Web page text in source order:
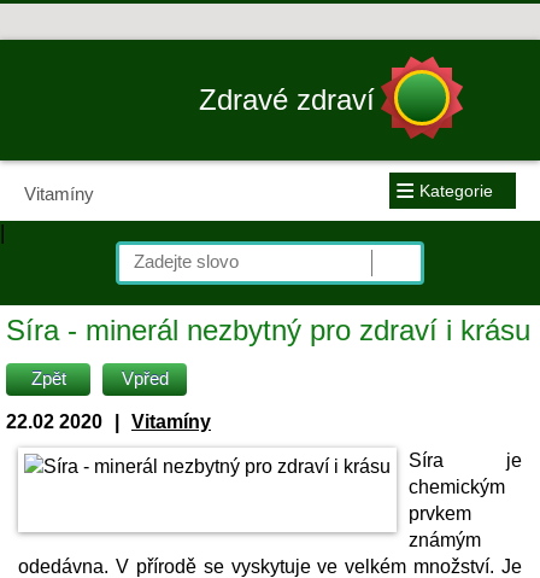
Zdravé zdraví
Vitamíny ≡ Kategorie
|
Síra - minerál nezbytný pro zdraví i krásu
Zpět Vpřed
22.02 2020
Vitamíny
Síra je
chemickým
prvkem
známým
odedávna. V přírodě se vyskytuje ve velkém množství. Je